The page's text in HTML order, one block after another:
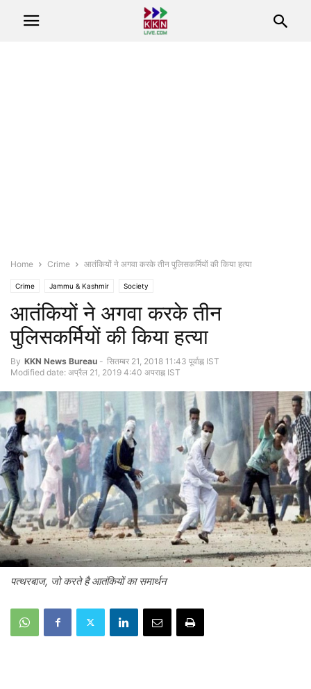
Home Crime आतंकियों ने अगवा करके तीन पुलिसकर्मियों की किया हत्या
Crime Jammu & Kashmir Society
आतंकियों ने अगवा करके तीन
पुलिसकर्मियों की किया हत्या
By KKN News Bureau - सितम्बर 21, 2018 11:43 पूर्वाह्न IST
Modified date: अप्रैल 21, 2019 4:40 अपराह्न IST
पत्थरबाज, जो करते है आतंकियों का समार्थन